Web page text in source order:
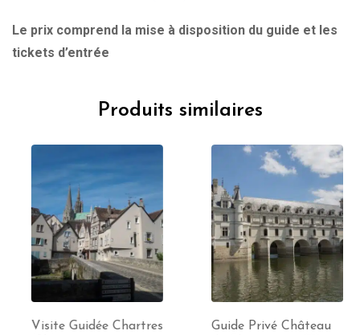
Le prix comprend la mise à disposition du guide et les
tickets d’entrée
Produits similaires
Visite Guidée Chartres
Guide Privé Château